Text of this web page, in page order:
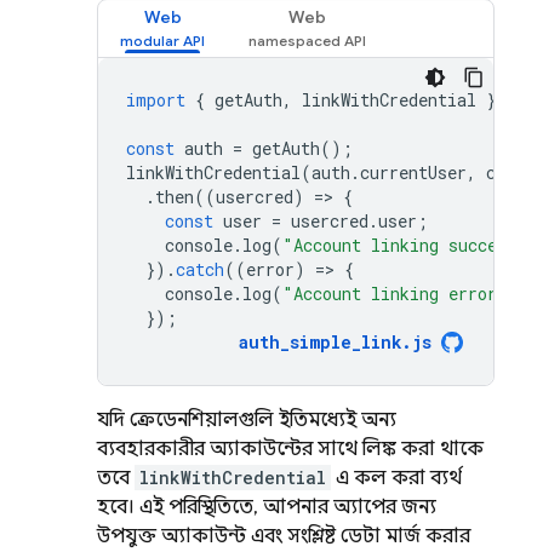
Web Web
import { getAuth, linkWithCredential }
const auth = getAuth();
linkWithCredential(auth .currentUser,
. then((usercred) => {
const user = usercred .user ;
console. log( "Account linking success"
}).catch((error) => {
console. log( "Account linking error"
});
auth_simple_link. js
যদি ক্রেডেনশিয়ালগুলি ইতিমধ্যেই অন্য
ব্যবহারকারীর অ্যাকাউন্টের সাথে লিঙ্ক করা থাকে
তবে linkWithCredential এ কল করা ব্যর্থ
হবে। এই পরিস্থিতিতে, আপনার অ্যাপের জন্য
উপযুক্ত অ্যাকাউন্ট এবং সংশ্লিষ্ট ডেটা মার্জ করার